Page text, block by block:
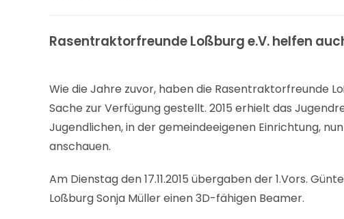
Rasentraktorfreunde Loßburg e.V. helfen
Wie die Jahre zuvor, haben die Rasentraktorfreunde
Sache zur Verfügung gestellt. 2015 erhielt das
Jugendlichen, in der gemeindeeigenen Einrichtung,
anschauen.
Am Dienstag den 17.11.2015 übergaben der 1.Vors.
Loßburg Sonja Müller einen 3D-fähigen Beamer.